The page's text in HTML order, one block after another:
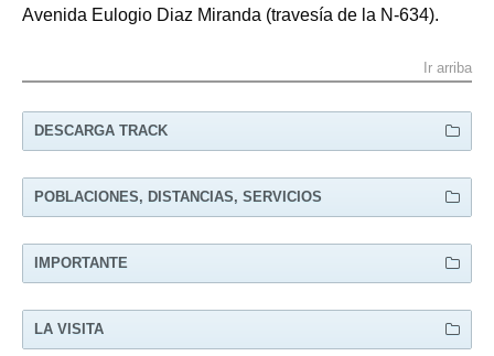
Avenida Eulogio Diaz Miranda (travesía de la N-634).
Ir arriba
DESCARGA TRACK
POBLACIONES, DISTANCIAS, SERVICIOS
OVIEDO 0,0 308,3
IMPORTANTE
LA VISITA